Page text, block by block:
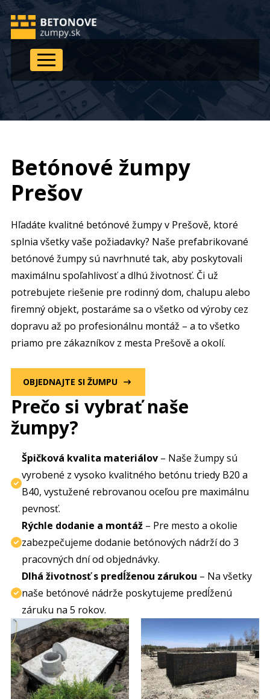
Betónové žumpy
Prešov
Hľadáte kvalitné betónové žumpy v Prešově, ktoré
splnia všetky vaše požiadavky? Naše prefabrikované
betónové žumpy sú navrhnuté tak, aby poskytovali
maximálnu spoľahlivosť a dlhú životnosť. Či už
potrebujete riešenie pre rodinný dom, chalupu alebo
firemný objekt, postaráme sa o všetko od výroby cez
dopravu až po profesionálnu montáž – a to všetko
priamo pre zákazníkov z mesta Prešově a okolí.
OBJEDNAJTE SI ŽUMPU
Prečo si vybrať naše
žumpy?
Špičková kvalita materiálov– Naše žumpy sú
vyrobené z vysoko kvalitného betónu triedy B20 a
B40, vystužené rebrovanou oceľou pre maximálnu
pevnosť.
Rýchle dodanie a montáž– Pre mesto a okolie
zabezpečujeme dodanie betónových nádrží do 3
pracovných dní od objednávky.
Dlhá životnosť s predĺženou zárukou – Na všetky
naše betónové nádrže poskytujeme predĺženú
záruku na 5 rokov.